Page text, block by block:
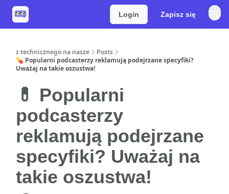
Login Zapisz się
z technicznego na nasze
Posts
💊 Popularni podcasterzy reklamują podejrzane specyfiki?
Uważaj na takie oszustwa!
💊 Popularni
podcasterzy
reklamują podejrzane
specyfiki? Uważaj na
takie oszustwa!